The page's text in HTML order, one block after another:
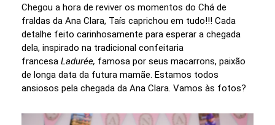
Chegou a hora de reviver os momentos do Chá de
fraldas da Ana Clara, Taís caprichou em tudo!!! Cada
detalhe feito carinhosamente para esperar a chegada
dela, inspirado na tradicional confeitaria
francesa Ladurée, famosa por seus macarrons, paixão
de longa data da futura mamãe. Estamos todos
ansiosos pela chegada da Ana Clara. Vamos às fotos?